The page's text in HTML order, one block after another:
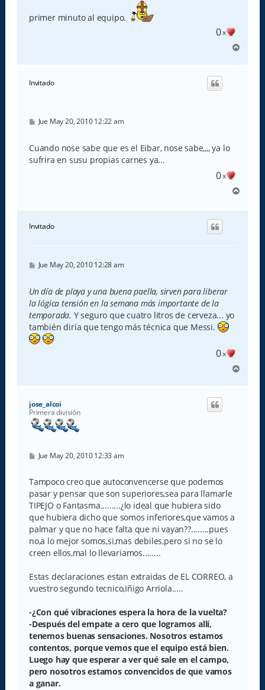
primer minuto al equipo.
0x
r
Invitado
M
s
a
j
Jue May 20, 2010 12:22 am
Cuando nose sabe que es el Eibar, nose sabe,,,, ya lo
sufrira en susu propias carnes ya...
0x
r
Invitado
M
s
a
j
e
Jue May 20, 2010 12:28 am
Un día de playa y una buena paella, sirven para liberar
la lógica tensión en la semana más importante de la
temporada. Y seguro que cuatro litros de cerveza... yo
también diría que tengo más técnica que Messi.
0x
r
jose_alcoi
Primera división
M
s
a
j
e
Jue May 20, 2010 12:33 am
Tampoco creo que autoconvencerse que podemos
pasar y pensar que son superiores,sea para llamarle
TIPEJO o Fantasma.........¿lo ideal que hubiera sido
que hubiera dicho que somos inferiores,que vamos a
palmar y que no hace falta que ni vayan??........pues
no,a lo mejor somos,si,mas debiles,pero si no se lo
creen ellos,mal lo llevariamos........
Estas declaraciones estan extraidas de EL CORREO, a
vuestro segundo tecnico,Iñigo Arriola.....
-¿Con qué vibraciones espera la hora de la vuelta?
-Después del empate a cero que logramos allí,
tenemos buenas sensaciones. Nosotros estamos
contentos, porque vemos que el equipo está bien.
Luego hay que esperar a ver qué sale en el campo,
pero nosotros estamos convencidos de que vamos
a ganar.